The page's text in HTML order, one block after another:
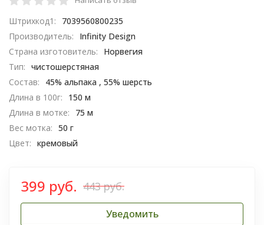
Штрихкод1:
7039560800235
Производитель:
Infinity Design
Страна изготовитель:
Норвегия
Тип: чистошерстяная
Состав:
45% альпака , 55% шерсть
Длина в 100г:
150 м
Длина в мотке:
75 м
Вес мотка: 50 г
Цвет: кремовый
399 руб. 443 руб.
Уведомить